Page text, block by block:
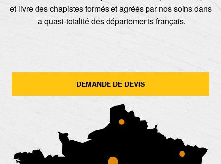
et livre des chapistes formés et agréés par nos soins dans
la quasi-totalité des départements français.
DEMANDE DE DEVIS